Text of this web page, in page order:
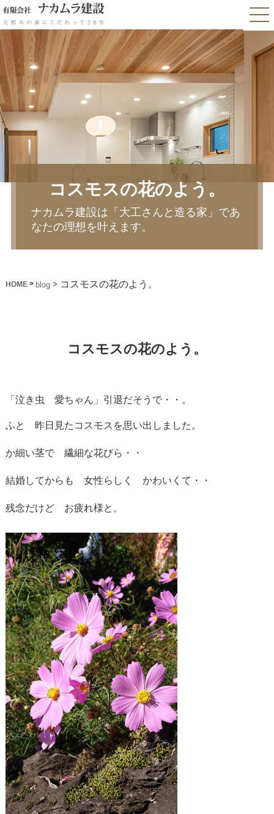
コスモスの花のよう。
ナカムラ建設は「大工さんと造る家」であ
なたの理想を叶えます。
HOME> blog> コスモスの花のよう。
コスモスの花のよう。
「泣き虫 愛ちゃん」引退だそうで・・。
ふと 昨日見たコスモスを思い出しました。
か細い茎で 繊細な花びら・・
結婚してからも 女性らしく かわいくて・・
残念だけど お疲れ様と。